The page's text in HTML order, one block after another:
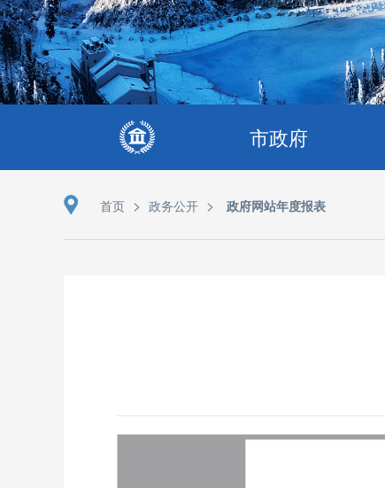
市政府
首页 > 政务公开 > 政府网站年度报表